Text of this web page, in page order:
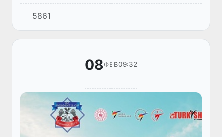
мусобақасининг иккинчи кунги
беллашувлари ҳам ҳамюртларимиз учун
сермаҳсул бўлди.
5861
08ФЕВ09:32